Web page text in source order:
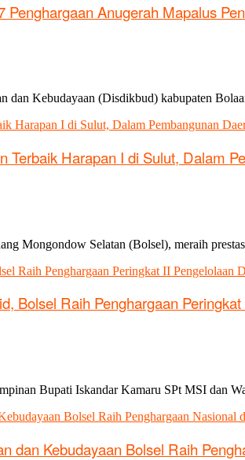
Anugerah Mapalus
dan Kebudayaan (Disdikbud) kabupaten
Terbaik Harapan I di Sulut, Dalam
Mongondow Selatan (Bolsel), meraih
Bolsel Raih Penghargaan
Bupati Iskandar Kamaru SPt MSI dan
dan Kebudayaan Bolsel Raih